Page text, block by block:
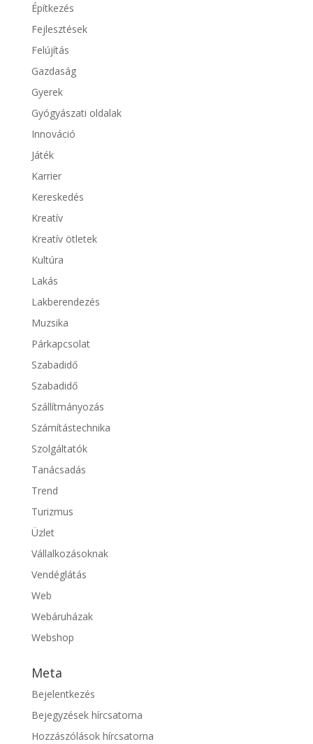
Építkezés
Fejlesztések
Felújítás
Gazdaság
Gyerek
Gyógyászati oldalak
Innováció
Játék
Karrier
Kereskedés
Kreatív
Kreatív ötletek
Kultúra
Lakás
Lakberendezés
Muzsika
Párkapcsolat
Szabadidő
Szabadidő
Szállítmányozás
Számítástechnika
Szolgáltatók
Tanácsadás
Trend
Turizmus
Üzlet
Vállalkozásoknak
Vendéglátás
Web
Webáruházak
Webshop
Meta
Bejelentkezés
Bejegyzések hírcsatorna
Hozzászólások hírcsatorna